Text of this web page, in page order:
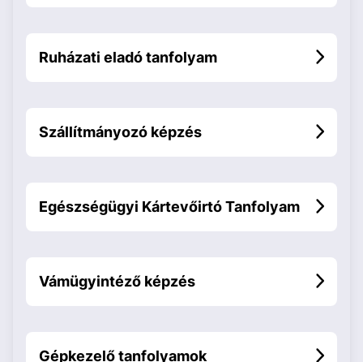
Ruházati eladó tanfolyam
Szállítmányozó képzés
Egészségügyi Kártevőirtó Tanfolyam
Vámügyintéző képzés
Gépkezelő tanfolyamok